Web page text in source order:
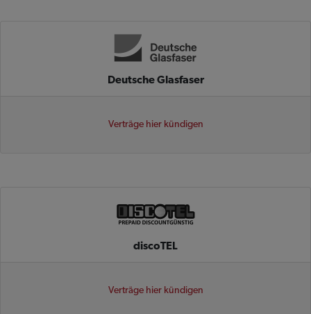
Deutsche Glasfaser
Verträge hier kündigen
discoTEL
Verträge hier kündigen